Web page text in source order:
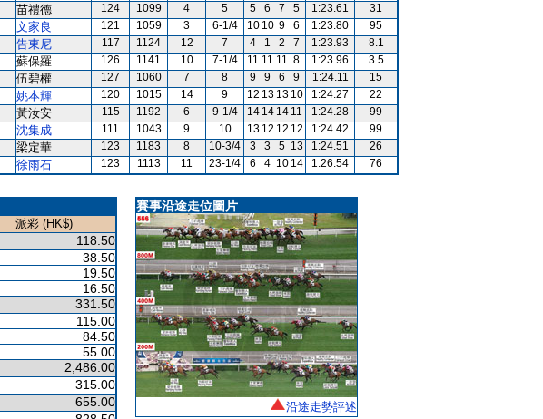
苗禮德 124 1099 4 5 5 6 7 5 1:23.61
31
文家良 121 1059 3 6-1/4 10 10 9 6 1:23.80
95
告東尼 117 1124 12 7 4 1 2 7 1:23.93
8.1
蘇保羅 126 1141 10 7-1/4 11 11 11 8 1:23.96
3.5
伍碧權 127 1060 7 8 9 9 6 9 1:24.11
15
姚本輝 120 1015 14 9 12 13 13 10 1:24.27
22
黃汝安 115 1192 6 9-1/4 14 14 14 11 1:24.28
99
沈集成 111 1043 9 10 13 12 12 12 1:24.42
99
梁定華 123 1183 8 10-3/4 3 3 5 13 1:24.51
26
徐雨石 123 1113 11 23-1/4 6 4 10 14 1:26.54 76
派彩 (HK$)
118.50
38.50
19.50
16.50
331.50
115.00
84.50
55.00
2,486.00
315.00
655.00
賽事沿途走位圖片
沿途走勢評述